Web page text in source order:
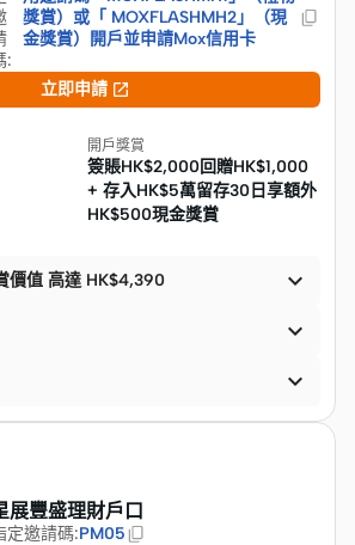
:
獎賞）或「 MOXFLASHMH2」（現
金獎賞）開戶並申請Mox信用卡
立即申請 
開戶獎賞
簽賬HK$2,000回贈HK$1,000
+ 存入HK$5萬留存30日享額外
HK$500現金獎賞
價值 高達 HK$4,390 


展豐盛理財戶口
定邀請碼:PM05